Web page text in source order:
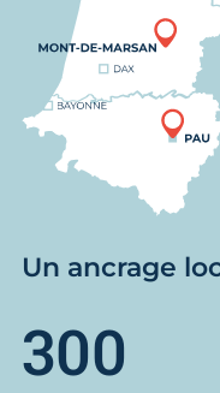
Un ancrage
300